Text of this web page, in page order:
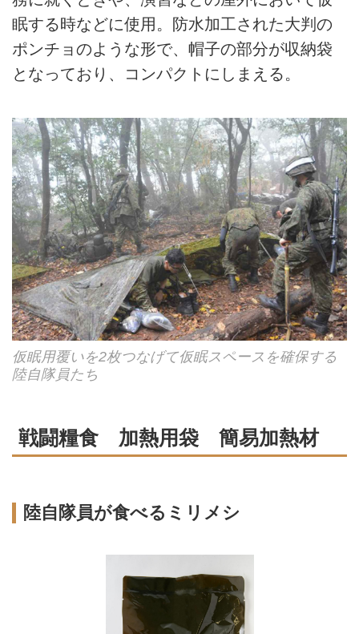
眠する時などに使用。防水加工された大判の
ポンチョのような形で、帽子の部分が収納袋
となっており、コンパクトにしまえる。
仮眠用覆いを2枚つなげて仮眠スペースを確保する
陸自隊員たち
戦闘糧食 加熱用袋 簡易加熱材
陸自隊員が食べるミリメシ